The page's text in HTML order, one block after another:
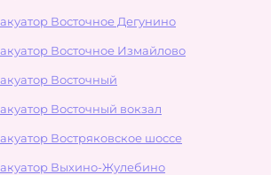
Восточное Дегунино
Восточное Измайлово
Восточный
Восточный вокзал
Востряковское шоссе
Выхино-Жулебино